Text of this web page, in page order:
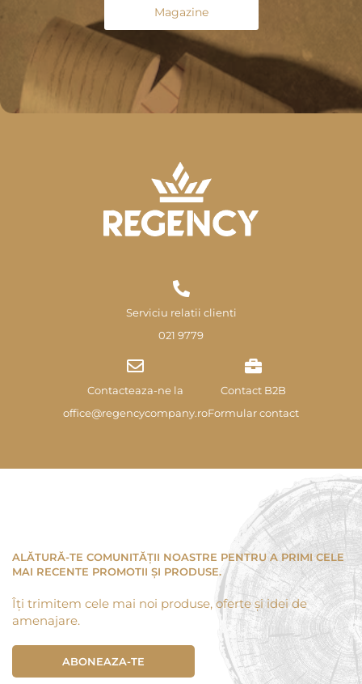
Magazine
Serviciu relatii clienti
021 9779
Contacteaza-ne la
office@regencycompany.ro
Contact B2B
Formular contact
ALĂTURĂ-TE COMUNITĂȚII NOASTRE PENTRU A PRIMI CELE
MAI RECENTE PROMOTII ȘI PRODUSE.
Îți trimitem cele mai noi produse, oferte și idei de
amenajare.
ABONEAZA-TE